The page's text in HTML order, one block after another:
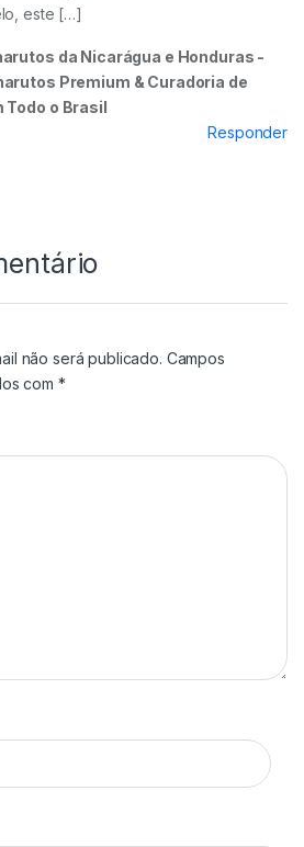
este […]
da Nicarágua e Honduras -
Premium & Curadoria de
Todo o Brasil
Responder
não será publicado. Campos
com *